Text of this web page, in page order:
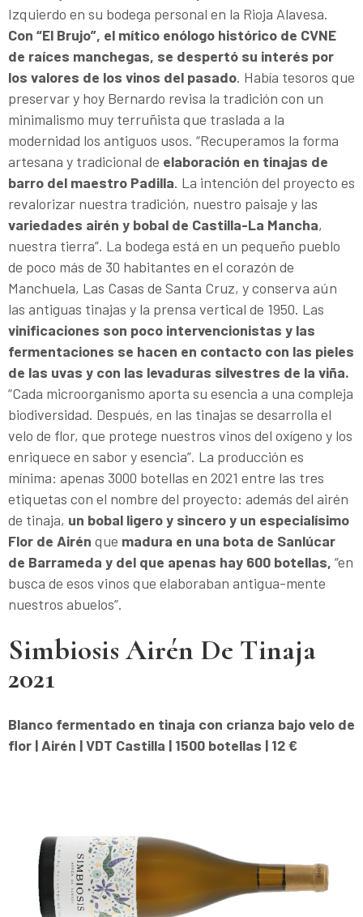
Izquierdo en su bodega personal en la Rioja Alavesa.
Con “El Brujo”, el mítico enólogo histórico de CVNE
de raíces manchegas, se despertó su interés por
los valores de los vinos del pasado. Había tesoros que
preservar y hoy Bernardo revisa la tradición con un
minimalismo muy terruñista que traslada a la
modernidad los antiguos usos. “Recuperamos la forma
artesana y tradicional de elaboración en tinajas de
barro del maestro Padilla. La intención del proyecto es
revalorizar nuestra tradición, nuestro paisaje y las
variedades airén y bobal de Castilla-La Mancha,
nuestra tierra”. La bodega está en un pequeño pueblo
de poco más de 30 habitantes en el corazón de
Manchuela, Las Casas de Santa Cruz, y conserva aún
las antiguas tinajas y la prensa vertical de 1950. Las
vinificaciones son poco intervencionistas y las
fermentaciones se hacen en contacto con las pieles
de las uvas y con las levaduras silvestres de la viña.
“Cada microorganismo aporta su esencia a una compleja
biodiversidad. Después, en las tinajas se desarrolla el
velo de flor, que protege nuestros vinos del oxígeno y los
enriquece en sabor y esencia”. La producción es
mínima: apenas 3000 botellas en 2021 entre las tres
etiquetas con el nombre del proyecto: además del airén
de tinaja, un bobal ligero y sincero y un especialísimo
Flor de Airén que madura en una bota de Sanlúcar
de Barrameda y del que apenas hay 600 botellas, “en
busca de esos vinos que elaboraban antigua-mente
nuestros abuelos”.
Simbiosis Airén De Tinaja
2021
Blanco fermentado en tinaja con crianza bajo velo de
flor | Airén | VDT Castilla | 1500 botellas | 12 €